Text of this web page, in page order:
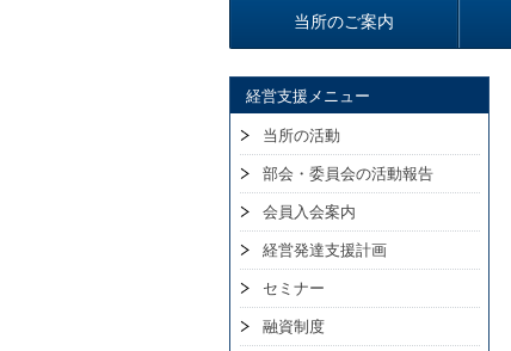
当所のご案内
経営支援メニュー
当所の活動
部会・委員会の活動報告
会員入会案内
経営発達支援計画
セミナー
融資制度